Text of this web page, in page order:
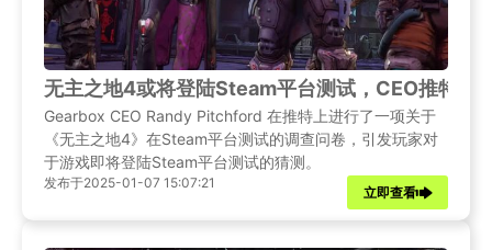
无主之地4或将登陆Steam平台测试，CEO推特调
Gearbox CEO Randy Pitchford 在推特上进行了一项关于
《无主之地4》在Steam平台测试的调查问卷，引发玩家对
于游戏即将登陆Steam平台测试的猜测。
发布于2025-01-07 15:07:21
立即查看